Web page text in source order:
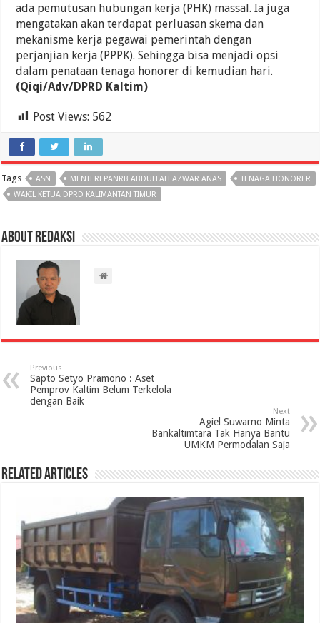
ada pemutusan hubungan kerja (PHK) massal. Ia juga
mengatakan akan terdapat perluasan skema dan
mekanisme kerja pegawai pemerintah dengan
perjanjian kerja (PPPK). Sehingga bisa menjadi opsi
dalam penataan tenaga honorer di kemudian hari.
(Qiqi/Adv/DPRD Kaltim)
Post Views: 562
Tags ASN MENTERI PANRB ABDULLAH AZWAR ANAS
TENAGA HONORER
WAKIL KETUA DPRD KALIMANTAN TIMUR
About Redaksi
Previous
Sapto Setyo Pramono : Aset
Pemprov Kaltim Belum Terkelola
dengan Baik
Next
Agiel Suwarno Minta
Bankaltimtara Tak Hanya Bantu
UMKM Permodalan Saja
Related Articles